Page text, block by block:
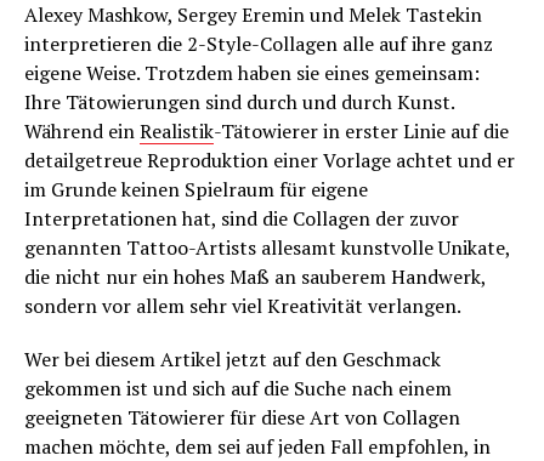
Alexey Mashkow, Sergey Eremin und Melek Tastekin
interpretieren die 2-Style-Collagen alle auf ihre ganz
eigene Weise. Trotzdem haben sie eines gemeinsam:
Ihre Tätowierungen sind durch und durch Kunst.
Während einRealistik-Tätowierer in erster Linie auf die
detailgetreue Reproduktion einer Vorlage achtet und er
im Grunde keinen Spielraum für eigene
Interpretationen hat, sind die Collagen der zuvor
genannten Tattoo-Artists allesamt kunstvolle Unikate,
die nicht nur ein hohes Maß an sauberem Handwerk,
sondern vor allem sehr viel Kreativität verlangen.
Wer bei diesem Artikel jetzt auf den Geschmack
gekommen ist und sich auf die Suche nach einem
geeigneten Tätowierer für diese Art von Collagen
machen möchte, dem sei auf jeden Fall empfohlen, in